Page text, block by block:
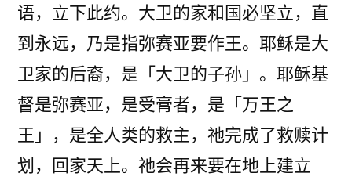
语，立下此约。大卫的家和国必坚立，直
到永远，乃是指弥赛亚要作王。耶稣是大
卫家的后裔，是「大卫的子孙」。耶稣基
督是弥赛亚，是受膏者，是「万王之
王」，是全人类的救主，祂完成了救赎计
划，回家天上。祂会再来要在地上建立